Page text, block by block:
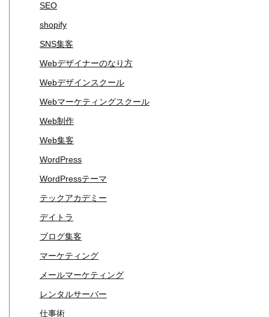
SEO
shopify
SNS集客
Webデザイナーのなり方
Webデザインスクール
Webマーケティングスクール
Web制作
Web集客
WordPress
WordPressテーマ
テックアカデミー
デイトラ
ブログ集客
マーケティング
メールマーケティング
レンタルサーバー
仕事術